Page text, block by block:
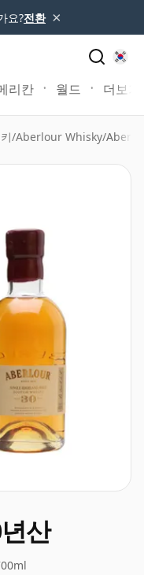
요?전환 ×
리칸 월드 더보기
/Aberlour Whisky/
산